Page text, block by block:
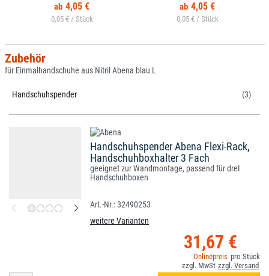
4,05 €
0,05 € /
4,05 €
0,05 € /
Zubehör
für Einmalhandschuhe aus Nitril Abena blau L
Handschuhspender (3)
Handschuhspender Abena Flexi-Rack,
Handschuhboxhalter 3 Fach
geeignet zur Wandmontage, passend für dreI
Handschuhboxen
32490253
weitere Varianten
31,67 €